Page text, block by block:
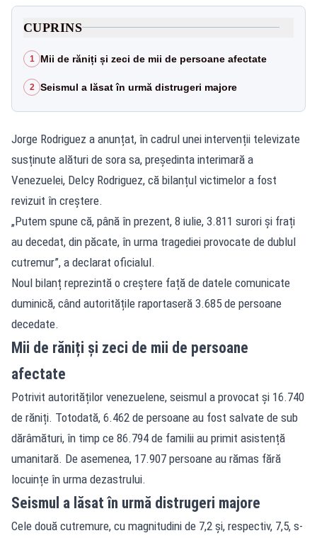
CUPRINS
1 Mii de răniți și zeci de mii de persoane afectate
2 Seismul a lăsat în urmă distrugeri majore
Jorge Rodriguez a anunțat, în cadrul unei intervenții televizate
susținute alături de sora sa, președinta interimară a
Venezuelei, Delcy Rodriguez, că bilanțul victimelor a fost
revizuit în creștere.
„Putem spune că, până în prezent, 8 iulie, 3.811 surori și frați
au decedat, din păcate, în urma tragediei provocate de dublul
cutremur”, a declarat oficialul.
Noul bilanț reprezintă o creștere față de datele comunicate
duminică, când autoritățile raportaseră 3.685 de persoane
decedate.
Mii de răniți și zeci de mii de persoane
afectate
Potrivit autorităților venezuelene, seismul a provocat și 16.740
de răniți. Totodată, 6.462 de persoane au fost salvate de sub
dărâmături, în timp ce 86.794 de familii au primit asistență
umanitară. De asemenea, 17.907 persoane au rămas fără
locuințe în urma dezastrului.
Seismul a lăsat în urmă distrugeri majore
Cele două cutremure, cu magnitudini de 7,2 și, respectiv, 7,5, s-